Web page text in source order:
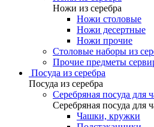
Ножи из серебра
Ножи столовые
Ножи десертные
Ножи прочие
Столовые наборы из
Прочие предметы
Посуда из серебра
Посуда из серебра
Серебряная посуда для
Серебряная посуда для
Чашки, кружки